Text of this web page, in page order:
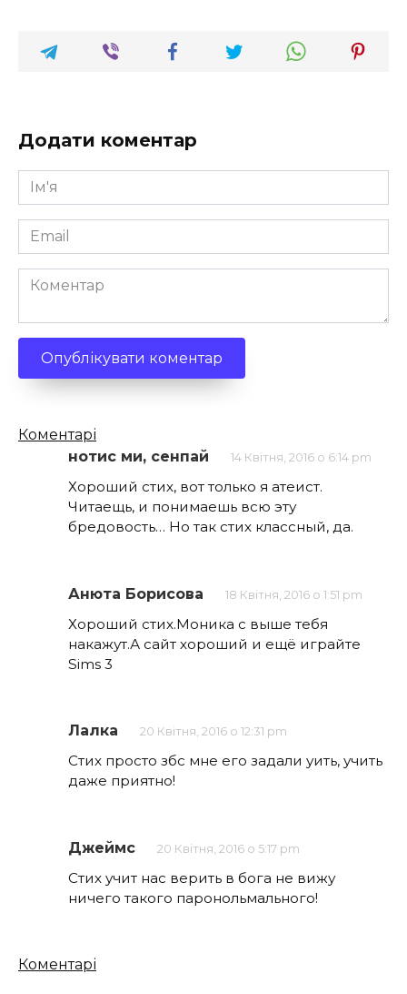
Додати коментар
Ім'я
*
Email
*
Коментар
Кількість
коментарів
Коментарі
нотис ми, сенпай
14 Квітня, 2016 о 6:14 pm
Хороший стих, вот только я атеист.
Читаещь, и понимаешь всю эту
бредовость… Но так стих классный, да.
Анюта Борисова 18 Квітня, 2016 о 1:51 pm
Хороший стих.Моника с выше тебя
накажут.А сайт хороший и ещё играйте
Sims 3
Лалка 20 Квітня, 2016 о 12:31 pm
Стих просто збс мне его задали уить, учить
даже приятно!
Джеймс 20 Квітня, 2016 о 5:17 pm
Стих учит нас верить в бога не вижу
ничего такого паронольмального!
Кількість
Коментарі